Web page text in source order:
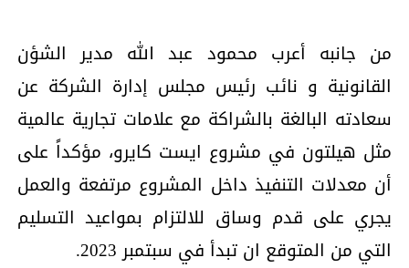
من جانبه أعرب محمود عبد الله مدير الشؤن
القانونية و نائب رئيس مجلس إدارة الشركة عن
سعادته البالغة بالشراكة مع علامات تجارية عالمية
مثل هيلتون في مشروع ايست كايرو، مؤكداً على
أن معدلات التنفيذ داخل المشروع مرتفعة والعمل
يجري على قدم وساق للالتزام بمواعيد التسليم
التي من المتوقع ان تبدأ في سبتمبر 2023.